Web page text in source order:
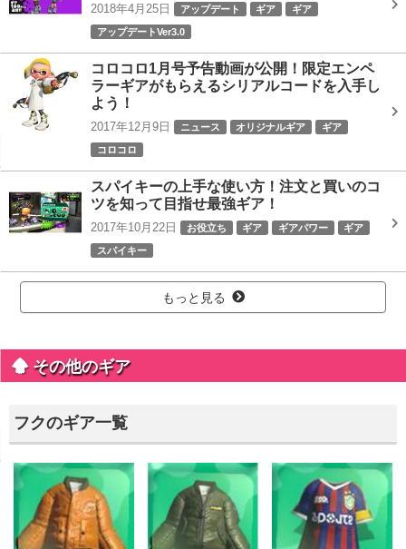
2018年4月25日 アップデート ギア ギア
アップデートVer3.0
コロコロ1月号予告動画が公開！限定エンペ
ラーギアがもらえるシリアルコードを入手し
よう！
2017年12月9日 ニュース オリジナルギア ギア
コロコロ
スパイキーの上手な使い方！注文と買いのコ
ツを知って目指せ最強ギア！
2017年10月22日 お役立ち ギア ギアパワー ギア
スパイキー
もっと見る
その他のギア
フクのギア一覧